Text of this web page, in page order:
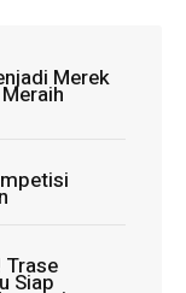
Merek
Trase
Siap